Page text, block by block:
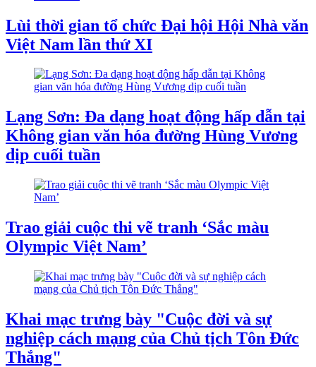
Lùi thời gian tổ chức Đại hội Hội Nhà văn
Việt Nam lần thứ XI
Lạng Sơn: Đa dạng hoạt động hấp dẫn tại
Không gian văn hóa đường Hùng Vương
dịp cuối tuần
Trao giải cuộc thi vẽ tranh ‘Sắc màu
Olympic Việt Nam’
Khai mạc trưng bày "Cuộc đời và sự
nghiệp cách mạng của Chủ tịch Tôn Đức
Thắng"